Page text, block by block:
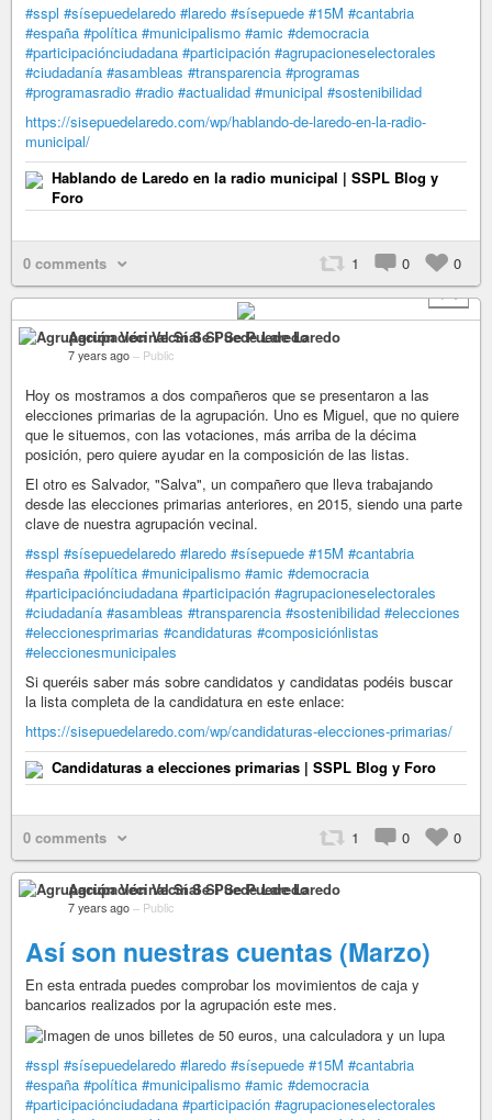
#sspl #sísepuedelaredo #laredo #sísepuede #15M #cantabria
#españa #política #municipalismo #amic #democracia
#participaciónciudadana #participación #agrupacioneselectorales
#ciudadanía #asambleas #transparencia #programas
#programasradio #radio #actualidad #municipal #sostenibilidad
https://sisepuedelaredo.com/wp/hablando-de-laredo-en-la-radio-
municipal/
Hablando de Laredo en la radio municipal | SSPL Blog y
Foro
0 comments 1 0
0
+ 1
Agrupación Vecinal Sí Se Puede Laredo
7 years ago – Public
Hoy os mostramos a dos compañeros que se presentaron a las
elecciones primarias de la agrupación. Uno es Miguel, que no quiere
que le situemos, con las votaciones, más arriba de la décima
posición, pero quiere ayudar en la composición de las listas.
El otro es Salvador, "Salva", un compañero que lleva trabajando
desde las elecciones primarias anteriores, en 2015, siendo una parte
clave de nuestra agrupación vecinal.
#sspl #sísepuedelaredo #laredo #sísepuede #15M #cantabria
#españa #política #municipalismo #amic #democracia
#participaciónciudadana #participación #agrupacioneselectorales
#ciudadanía #asambleas #transparencia #sostenibilidad #elecciones
#eleccionesprimarias #candidaturas #composiciónlistas
#eleccionesmunicipales
Si queréis saber más sobre candidatos y candidatas podéis buscar
la lista completa de la candidatura en este enlace:
https://sisepuedelaredo.com/wp/candidaturas-elecciones-primarias/
Candidaturas a elecciones primarias | SSPL Blog y Foro
0 comments 1 0 0
Agrupación Vecinal Sí Se Puede Laredo
7 years ago – Public
Así son nuestras cuentas (Marzo)
En esta entrada puedes comprobar los movimientos de caja y
bancarios realizados por la agrupación este mes.
#sspl #sísepuedelaredo #laredo #sísepuede #15M #cantabria
#españa #política #municipalismo #amic #democracia
#participaciónciudadana #participación #agrupacioneselectorales